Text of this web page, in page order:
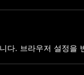
. 브라우저 설정